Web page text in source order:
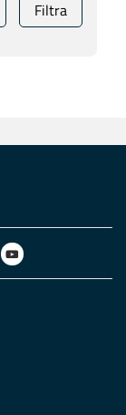
Filtra